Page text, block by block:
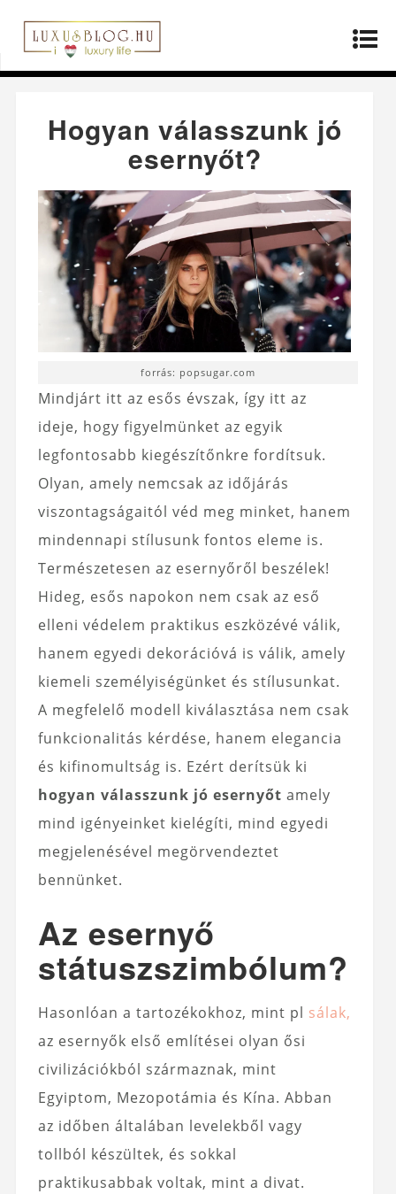
Kezdőlap»Termékek
esernyőt?
Hogyan válasszunk jó
esernyőt?
forrás: popsugar.com
Mindjárt itt az esős évszak, így itt az
ideje, hogy figyelmünket az egyik
legfontosabb kiegészítőnkre fordítsuk.
Olyan, amely nemcsak az időjárás
viszontagságaitól véd meg minket, hanem
mindennapi stílusunk fontos eleme is.
Természetesen az esernyőről beszélek!
Hideg, esős napokon nem csak az eső
elleni védelem praktikus eszközévé válik,
hanem egyedi dekorációvá is válik, amely
kiemeli személyiségünket és stílusunkat.
A megfelelő modell kiválasztása nem csak
funkcionalitás kérdése, hanem elegancia
és kifinomultság is. Ezért derítsük ki
hogyan válasszunk jó esernyőt amely
mind igényeinket kielégíti, mind egyedi
megjelenésével megörvendeztet
bennünket.
Az esernyő
státuszszimbólum?
Hasonlóan a tartozékokhoz, mint pl sálak,
az esernyők első említései olyan ősi
civilizációkból származnak, mint
Egyiptom, Mezopotámia és Kína. Abban
az időben általában levelekből vagy
tollból készültek, és sokkal
praktikusabbak voltak, mint a divat.